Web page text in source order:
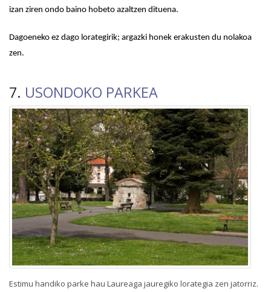
izan ziren ondo baino hobeto azaltzen dituena.
Dagoeneko ez dago lorategirik; argazki honek erakusten du nolakoa
zen.
7. USONDOKO PARKEA
Estimu handiko parke hau Laureaga jauregiko lorategia zen jatorriz.